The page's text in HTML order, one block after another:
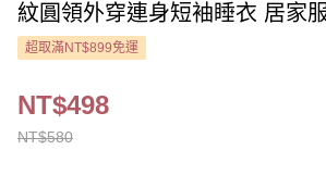
紋圓領外穿連身短袖睡衣 居家
超取滿NT$899免運
NT$580
NT$498